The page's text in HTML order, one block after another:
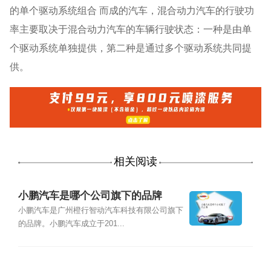
的单个驱动系统组合 而成的汽车，混合动力汽车的行驶功
率主要取决于混合动力汽车的车辆行驶状态：一种是由单
个驱动系统单独提供，第二种是通过多个驱动系统共同提
供。
相关阅读
小鹏汽车是哪个公司旗下的品牌
小鹏汽车是广州橙行智动汽车科技有限公司旗下
的品牌。小鹏汽车成立于201...